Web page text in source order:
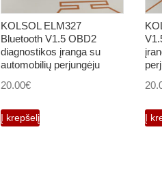
KOLSOL ELM327
Bluetooth V1.5 OBD2
diagnostikos įranga su
automobilių perjungėju
20.00€
Į krepšelį Į